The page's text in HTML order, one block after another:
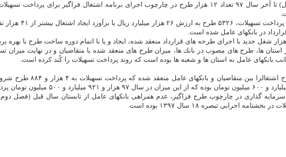
استان ها، طرح های مصوب در بانك ها، میزان طرح های منعقد شده با متقاضیان و در نهایت
جانب بانكهای عامل به استان ها و شعبه ها بوده است كه روند پرداخت تسهیلات را كُند كرده است.
آمار این جدول نشان می دهد،
سرمایه گذاری در چارچوب طرح فراگیر، عدم همراهی بانكهای عامل از تابستان سال قبل (فصل
تبصره ۱۸ سال ۱۳۹۷ بوده است.